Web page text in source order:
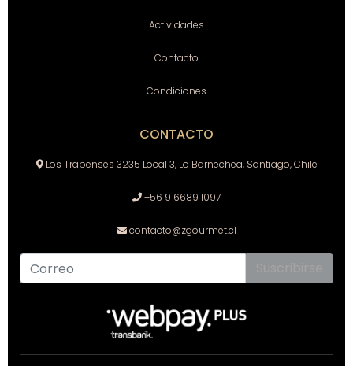
Actividades
Contacto
Condiciones
CONTACTO
Los Trapenses 3235 Local 3, Lo Barnechea, Santiago, Chile
+56 9 6689 1097
contacto@zgourmet.cl